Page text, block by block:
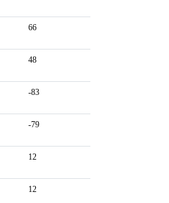
66
48
-83
-79
12
12